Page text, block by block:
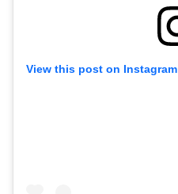
View this post on Instagram